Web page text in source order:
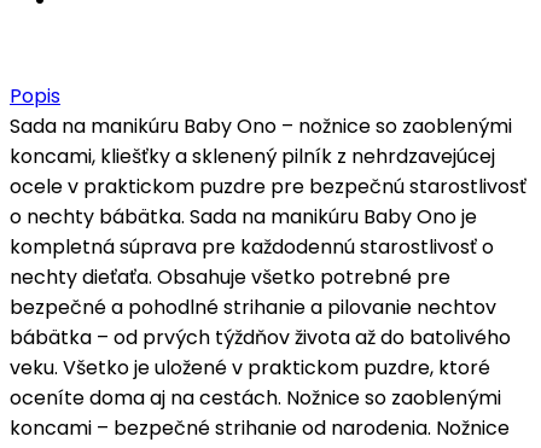
Popis
Sada na manikúru Baby Ono – nožnice so zaoblenými
koncami, kliešťky a sklenený pilník z nehrdzavejúcej
ocele v praktickom puzdre pre bezpečnú starostlivosť
o nechty bábätka. Sada na manikúru Baby Ono je
kompletná súprava pre každodennú starostlivosť o
nechty dieťaťa. Obsahuje všetko potrebné pre
bezpečné a pohodlné strihanie a pilovanie nechtov
bábätka – od prvých týždňov života až do batolivého
veku. Všetko je uložené v praktickom puzdre, ktoré
oceníte doma aj na cestách. Nožnice so zaoblenými
koncami – bezpečné strihanie od narodenia. Nožnice